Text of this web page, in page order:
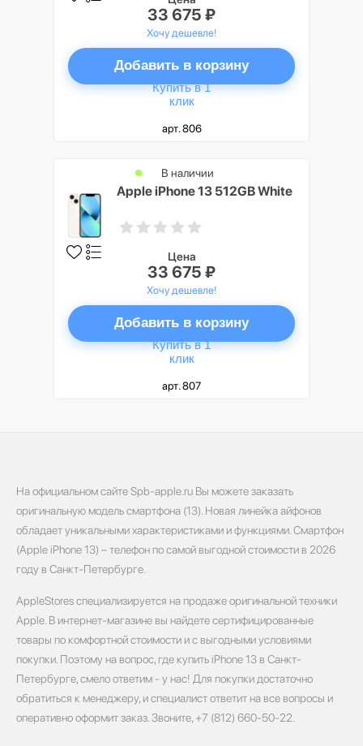
33 675 ₽
Хочу дешевле!
Добавить в корзину
Купить в 1
клик
арт. 806
Apple iPhone 13 512GB White
В наличии
Цена
33 675 ₽
Хочу дешевле!
Добавить в корзину
Купить в 1
клик
арт. 807
На официальном сайте Spb-apple.ru Вы можете заказать
оригинальную модель смартфона (13). Новая линейка айфонов
обладает уникальными характеристиками и функциями. Смартфон
(Apple iPhone 13) – телефон по самой выгодной стоимости в 2026
году в Санкт-Петербурге.
AppleStores специализируется на продаже оригинальной техники
Apple. В интернет-магазине вы найдете сертифицированные
товары по комфортной стоимости и с выгодными условиями
покупки. Поэтому на вопрос, где купить iPhone 13 в Санкт-
Петербурге, смело ответим - у нас! Для покупки достаточно
обратиться к менеджеру, и специалист ответит на все вопросы и
оперативно оформит заказ. Звоните, +7 (812) 660-50-22.